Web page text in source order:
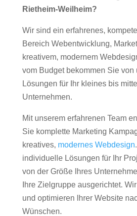
Rietheim-Weilheim?
Wir sind ein erfahrenes,
Bereich Webentwicklung,
kreativem, modernem
vom Budget bekommen Sie
Lösungen für Ihr kleines bis
Unternehmen.
Mit unserem erfahrenen Team
Sie komplette Marketing
kreatives, modernes Webdesign
individuelle Lösungen für Ihr
von der Größe Ihres
Ihre Zielgruppe ausgerichtet.
und optimieren Ihrer Website
Wünschen.